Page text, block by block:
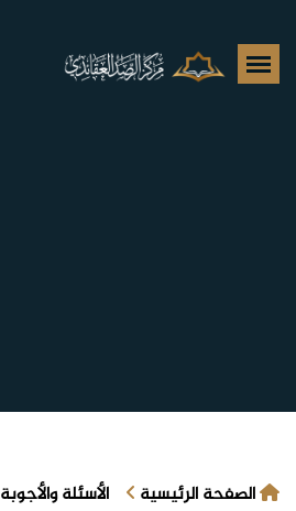
الصفحة الرئيسية الأسئلة والأجوبة